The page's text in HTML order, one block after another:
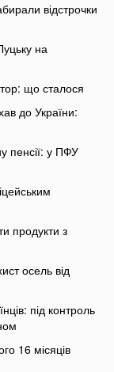
відстрочки
на
що сталося
до України:
пенсії: у ПФУ
продукти з
осель від
під контроль
16 місяців